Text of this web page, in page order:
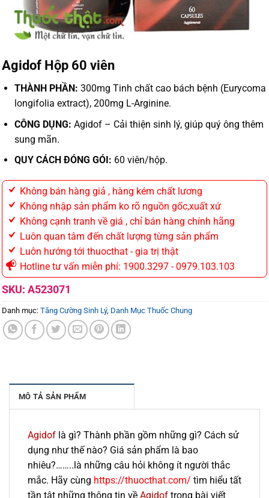
Agidof Hộp 60 viên
THÀNH PHẦN: 300mg Tinh chất cao bách bệnh (Eurycoma
longifolia extract), 200mg L-Arginine.
CÔNG DỤNG: Agidof – Cải thiện sinh lý, giúp quý ông thêm
sung mãn.
QUY CÁCH ĐÓNG GÓI: 60 viên/hộp.
Không bán hàng giả , hàng kém chất lương
Không nhập sản phẩm ko rõ nguồn gốc,xuất xứ
Không cạnh tranh về giá , chỉ bán hàng chính hãng
Luôn quan tâm đến chất lượng từng sản phẩm
Luôn hướng tới thuocthat - gia trị thật
Hotline tư vấn miễn phí: 1900.3297 - 0979.103.103
SKU: A523071
Danh mục: Tăng Cường Sinh Lý, Danh Mục Thuốc Chung
MÔ TẢ SẢN PHẨM
Agidof là gì? Thành phần gồm những gì? Cách sử
dụng như thế nào? Giá sản phẩm là bao
nhiêu?……..là những câu hỏi không ít người thắc
mắc. Hãy cùng https://thuocthat.com/ tìm hiểu tất
tần tật những thông tin về Agidof trong bài viết